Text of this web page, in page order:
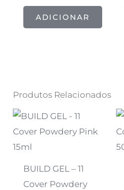
ADICIONAR
Produtos Relacionados
BUILD GEL – 11
Cover Powdery